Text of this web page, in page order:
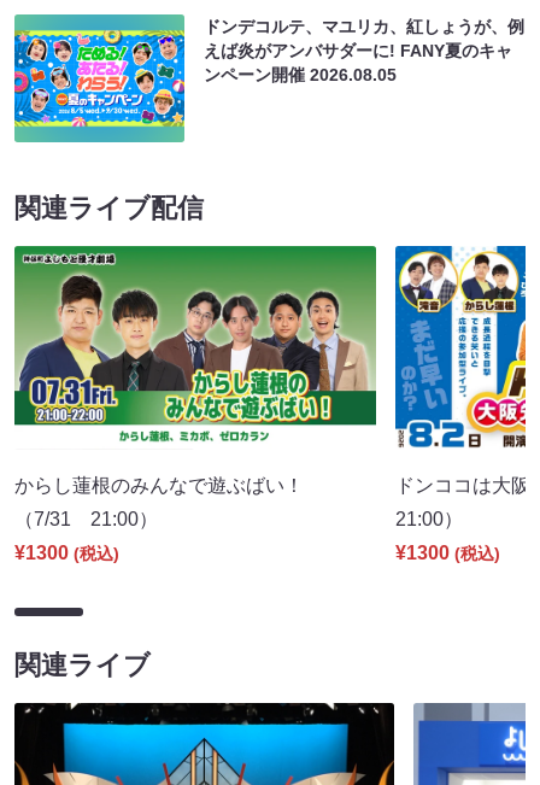
ドンデコルテ、マユリカ、紅しょうが、例
えば炎がアンバサダーに! FANY夏のキャ
ンペーン開催2026.08.05
関連ライブ配信
からし蓮根のみんなで遊ぶばい！
（7/31 21:00）
¥1300 (税込)
ドンココは大
21:00）
¥1300 (税込)
関連ライブ